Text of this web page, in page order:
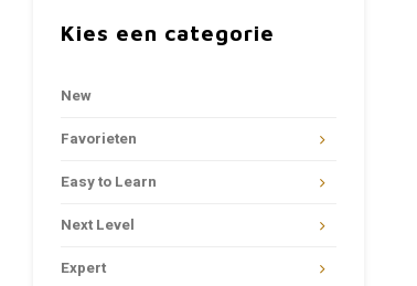
Kies een categorie
New
Favorieten
Easy to Learn
Next Level
Expert